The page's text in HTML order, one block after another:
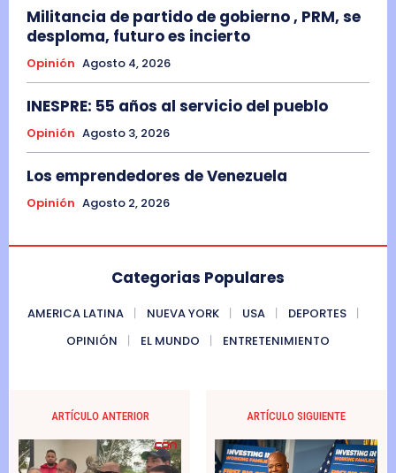
Militancia de partido de gobierno , PRM, se
desploma, futuro es incierto
Opinión Agosto 4, 2026
INESPRE: 55 años al servicio del pueblo
Opinión Agosto 3, 2026
Los emprendedores de Venezuela
Opinión Agosto 2, 2026
Categorias Populares
AMERICA LATINA NUEVA YORK USA
DEPORTES
OPINIÓN
EL MUNDO ENTRETENIMIENTO
ARTÍCULO ANTERIOR ARTÍCULO SIGUIENTE